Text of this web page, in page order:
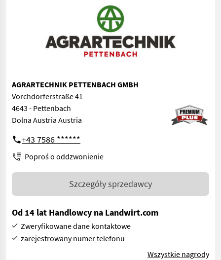
AGRARTECHNIK PETTENBACH GMBH
Vorchdorferstraße 41
4643 - Pettenbach
Dolna Austria Austria
+43 7586 ******
Poproś o oddzwonienie
Szczegóły sprzedawcy
Od 14 lat Handlowcy na Landwirt.com
Zweryfikowane dane kontaktowe
zarejestrowany numer telefonu
Wszystkie nagrody